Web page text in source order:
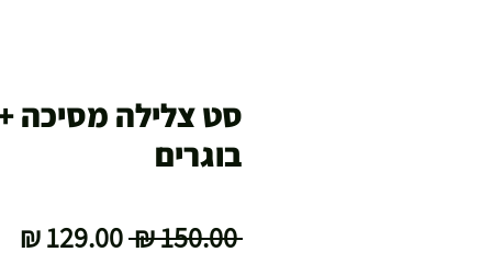
סט צלילה מסיכה
בוגרים
‏150.00 ‏₪
מחיר